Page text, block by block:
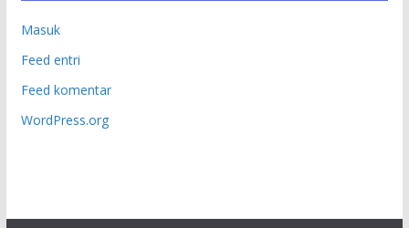
Masuk
Feed entri
Feed komentar
WordPress.org